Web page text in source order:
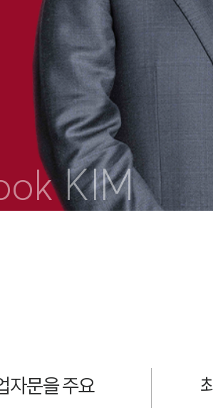
KIM
자문을 주요